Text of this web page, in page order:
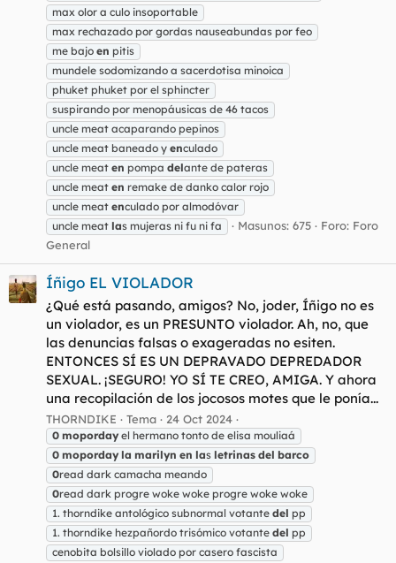
max olor a culo insoportable
max rechazado por gordas nauseabundas por feo
me bajo en pitis
mundele sodomizando a sacerdotisa minoica
phuket phuket por el sphincter
suspirando por menopáusicas de 46 tacos
uncle meat acaparando pepinos
uncle meat baneado y enculado
uncle meat en pompa delante de pateras
uncle meat en remake de danko calor rojo
uncle meat enculado por almodóvar
uncle meat las mujeras ni fu ni fa Masunos: 675 Foro: Foro
General
Íñigo EL VIOLADOR
¿Qué está pasando, amigos? No, joder, Íñigo no es
un violador, es un PRESUNTO violador. Ah, no, que
las denuncias falsas o exageradas no esiten.
ENTONCES SÍ ES UN DEPRAVADO DEPREDADOR
SEXUAL. ¡SEGURO! YO SÍ TE CREO, AMIGA. Y ahora
una recopilación de los jocosos motes que le ponía...
THORNDIKE Tema 24 Oct 2024
0 moporday el hermano tonto de elisa mouliaá
0 moporday la marilyn en las letrinas del barco
0read dark camacha meando
0read dark progre woke woke progre woke woke
1. thorndike antológico subnormal votante del pp
1. thorndike hezpañordo trisómico votante del pp
cenobita bolsillo violado por casero fascista